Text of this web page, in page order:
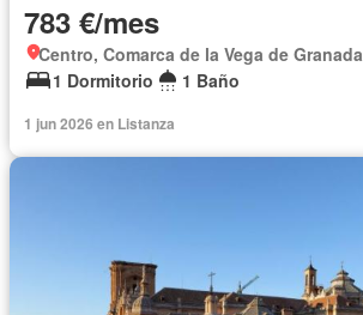
783 €/mes
Centro, Comarca de la Vega de Granada
1 Dormitorio
1 Baño
1 jun 2026 en Listanza